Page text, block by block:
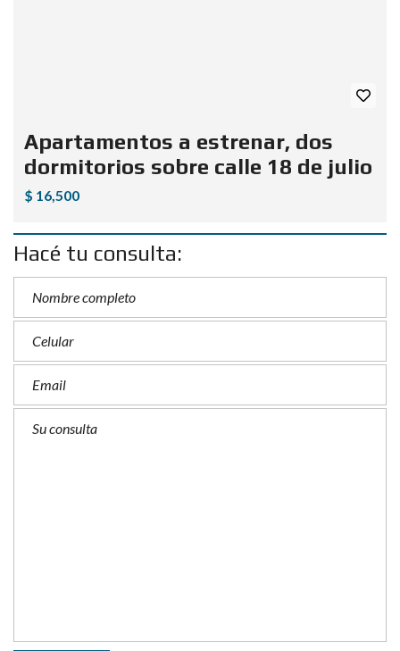
Apartamentos a estrenar, dos
dormitorios sobre calle 18 de julio
$ 16,500
Hacé tu consulta: